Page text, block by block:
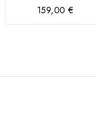
159,00 €